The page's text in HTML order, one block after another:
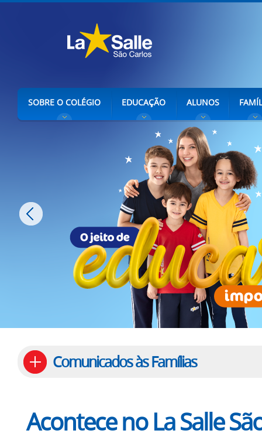
SOBRE O COLÉGIO EDUCAÇÃO ALUNOS
Comunicados às Famílias
Acontece no La Salle